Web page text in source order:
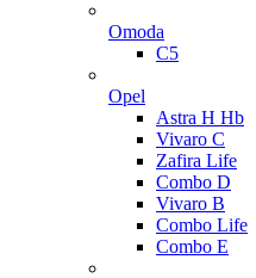
Omoda
C5
Opel
Astra H Hb
Vivaro C
Zafira Life
Combo D
Vivaro B
Combo Life
Combo E